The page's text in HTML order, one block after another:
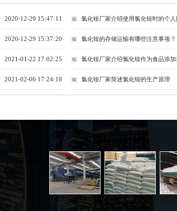
2020-12-29 15:47:11 氯化铵厂家介绍使用氯化铵时的个
2020-12-29 15:37:20 氯化铵的存储运输有哪些注意事项？
2021-01-22 17:02:25 氯化铵厂家介绍氯化铵作为食品添
2021-02-06 17:24:18 氯化铵厂家简述氯化铵的生产原理